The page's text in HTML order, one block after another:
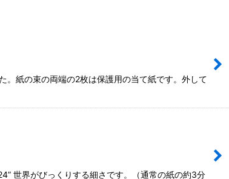
。紙の束の両端の2枚は保護用の当て紙です。外して
世界がびっくりする細さです。（通常の紙の約3分